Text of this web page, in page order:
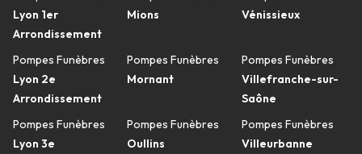
Lyon 1er
Arrondissement
Pompes Funèbres
Lyon 2e
Arrondissement
Pompes Funèbres
Lyon 3e
Mions
Pompes Funèbres
Mornant
Pompes Funèbres
Oullins
Vénissieux
Pompes Funèbres
Villefranche-sur-
Saône
Pompes Funèbres
Villeurbanne